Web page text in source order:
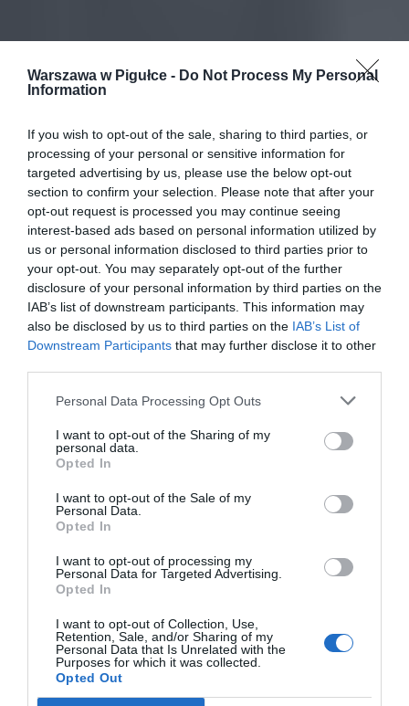
Warszawa w Pigułce - Do Not Process My Personal
Information
If you wish to opt-out of the sale, sharing to third parties, or
processing of your personal or sensitive information for
targeted advertising by us, please use the below opt-out
section to confirm your selection. Please note that after your
opt-out request is processed you may continue seeing
interest-based ads based on personal information utilized by
us or personal information disclosed to third parties prior to
your opt-out. You may separately opt-out of the further
disclosure of your personal information by third parties on the
IAB’s list of downstream participants. This information may
also be disclosed by us to third parties on the IAB’s List of
Downstream Participants that may further disclose it to other
Personal Data Processing Opt Outs
I want to opt-out of the Sharing of my
personal data.
Opted In
I want to opt-out of the Sale of my
Personal Data.
Opted In
I want to opt-out of processing my
Personal Data for Targeted Advertising.
Opted In
I want to opt-out of Collection, Use,
Retention, Sale, and/or Sharing of my
Personal Data that Is Unrelated with the
Purposes for which it was collected.
Opted Out